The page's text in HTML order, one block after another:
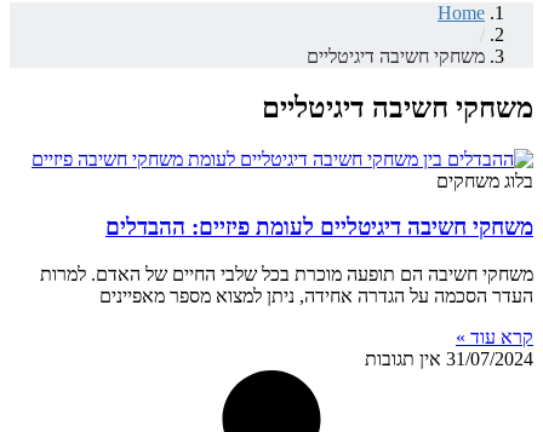
Home
/
משחקי חשיבה דיגיטליים
משחקי חשיבה דיגיטליים
בלוג משחקים
משחקי חשיבה דיגיטליים לעומת פיזיים: ההבדלים
משחקי חשיבה הם תופעה מוכרת בכל שלבי החיים של האדם. למרות
העדר הסכמה על הגדרה אחידה, ניתן למצוא מספר מאפיינים
קרא עוד »
31/07/2024 אין תגובות